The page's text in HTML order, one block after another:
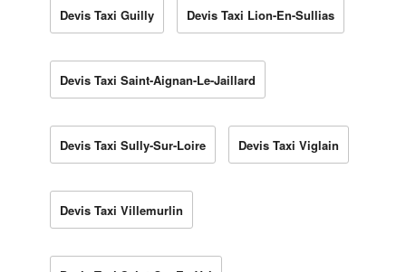
Devis Taxi Guilly Devis Taxi Lion-En-Sullias
Devis Taxi Saint-Aignan-Le-Jaillard
Devis Taxi Sully-Sur-Loire Devis Taxi Viglain
Devis Taxi Villemurlin